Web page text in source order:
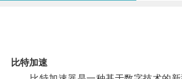
比特加速